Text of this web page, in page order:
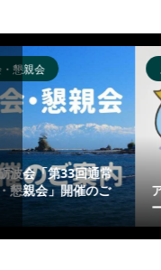
総会・懇親会
東京小杉会「第79回
会・懇親会」開催の
内